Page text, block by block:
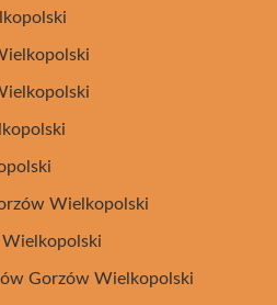
Wielkopolski
Gorzów Wielkopolski